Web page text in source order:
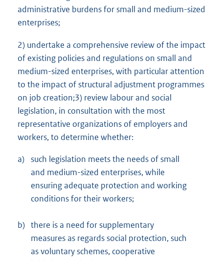
administrative burdens for small and medium-sized
enterprises;
2) undertake a comprehensive review of the impact
of existing policies and regulations on small and
medium-sized enterprises, with particular attention
to the impact of structural adjustment programmes
on job creation;3) review labour and social
legislation, in consultation with the most
representative organizations of employers and
workers, to determine whether:
a) such legislation meets the needs of small
and medium-sized enterprises, while
ensuring adequate protection and working
conditions for their workers;
b) there is a need for supplementary
measures as regards social protection, such
as voluntary schemes, cooperative